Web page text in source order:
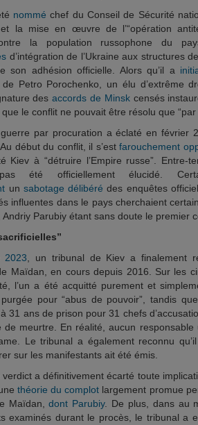
nommé chef du Conseil de Sécurité
la mise en œuvre de l’“opération
la population russophone du
d’intégration de l’Ukraine aux structures
son adhésion officielle. Alors qu’il a
de Petro Porochenko, un élu d’extrême
desaccords de Minskcensés
le conflit ne pouvait être résolu que “par
par procuration a éclaté en février
début du conflit, il s’estfarouchement
Kiev à “détruire l’Empire russe”. Entre-
été officiellement élucidé.
un sabotage délibéré des enquêtes
influentes dans le pays cherchaient
Parubiy étant sans doute le premier
2023 , un tribunal de Kiev a finalement
Maïdan, en cours depuis 2016. Sur les
l’un a été acquitté purement et
pour “abus de pouvoir”, tandis
31 ans de prison pour 31 chefs
de meurtre. En réalité, aucun responsable
Le tribunal a également reconnu
sur les manifestants ait été émis.
verdict a définitivement écarté toute
théorie du complot largement promue
Maïdan,dont Parubiy. De plus, dans au
examinés durant le procès, le tribunal a